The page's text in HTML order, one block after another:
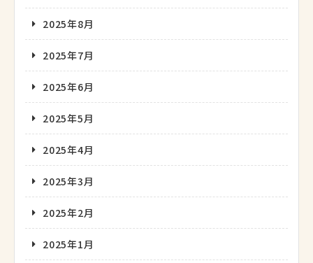
2025年8月
2025年7月
2025年6月
2025年5月
2025年4月
2025年3月
2025年2月
2025年1月